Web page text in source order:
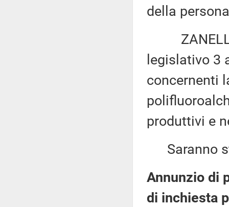
della
legislativo 3
concernenti
produttivi e
Saranno
Annunzio di
di inchiesta